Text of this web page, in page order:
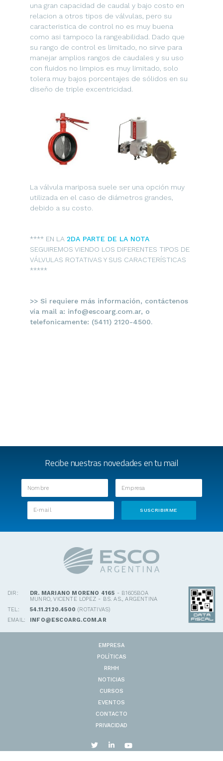
una gran capacidad de caudal y bajo costo en
relacion a otros tipos de válvulas, pero su
caracteristica de control no es muy buena
como asi tampoco la rangeabilidad. Dado que
su rango de control es limitado, no sirve para
manejar amplios rangos de caudales y su uso
con fluidos no limpios es muy limitado, solo
tolera muy bajos porcentajes de sólidos en su
diseňo de triple excentricidad.
La válvula mariposa suele ser una opción muy
utilizada en el caso de diámetros grandes,
debido a su costo.
**** EN LA 2DA PARTE DE LA NOTA
SEGUIREMOS VIENDO LOS DIFERENTES TIPOS DE
VÁLVULAS ROTATIVAS Y SUS CARACTERÍSTICAS
*****
>> Si requiere más información, contáctenos
vía mail a: info@escoarg.com.ar, o
telefonicamente: (5411) 2120-4500.
Recibe nuestras novedades en tu mail
DIR: DR. MARIANO MORENO 4165 - B1605BOA
MUNRO, VICENTE LOPEZ - BS. AS., ARGENTINA
TEL:
54.11.2120.4500 (ROTATIVAS)
EMAIL:
INFO@ESCOARG.COM.AR
EMPRESA
POLÍTICAS
RRHH
NOTICIAS
CURSOS
EVENTOS
CONTACTO
PRIVACIDAD